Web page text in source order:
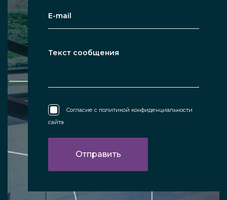
Согласие с политикой конфиденциальности
сайта